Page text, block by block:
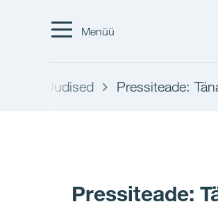
Menüü
Uudised Pressiteade:
Pressiteade: